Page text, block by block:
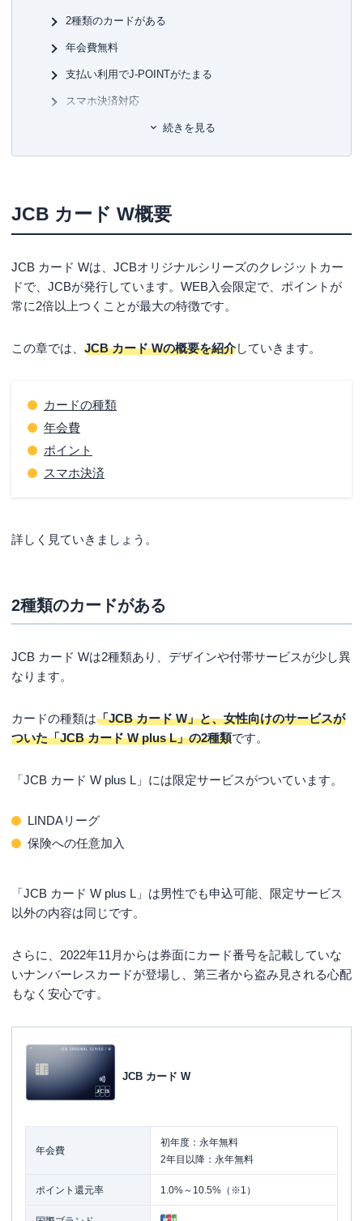
約100枚のクレジットカードを保有、年間約150万円の年会
一般カードからプラチナカードまで幅広い層のカードを実
しか分からない信用できる情報提供を行っています。所有
されているすべてのカードを月に1度は必ず利用しながら、
【主な著書】
新かんたんポイント&カード生活 (自由国民ムック)
2種類のカードがある
年会費無料
支払い利用でJ-POINTがたまる
スマホ決済対応
JCB カード Wの審査基準
①年齢が限定されている（18歳以上39歳以下）
JCB カード Wの審査期間
最短5分でカード番号等の発行が可能
通常1週間程度で発行できる
JCB カード Wの審査で落ちた原因として考えられ
ること
申し込み資格を満たしていない
限度額の希望が高額過ぎる
本人確認・在籍確認できなかった
JCB カード Wの審査における注意点と対策
多重申し込みをしない
本人確認・在籍確認にしっかり対応する
はやくクレジットカードが欲しい人
ポイントがたまりやすいクレジットカードが欲しい人
年会費無料のクレジットカードが欲しい人
JCB カード Wの審査についてよくある質問
JCB カード Wの審査の進捗や発行状況は確認できる？
まとめ
続きを見る
JCB カード W概要
JCB カード Wは、JCBオリジナルシリーズのクレジットカー
ドで、JCBが発行しています。WEB入会限定で、ポイントが
常に2倍以上つくことが最大の特徴です。
この章では、 JCB カード Wの概要を紹介していきます。
カードの種類
年会費
ポイント
スマホ決済
詳しく見ていきましょう。
2種類のカードがある
JCB カード Wは2種類あり、デザインや付帯サービスが少し異
なります。
カードの種類は「JCB カード W」と、女性向けのサービスが
ついた「JCB カード W plus L」の2種類です。
「JCB カード W plus L」には限定サービスがついています。
LINDAリーグ
保険への任意加入
「JCB カード W plus L」は男性でも申込可能、限定サービス
以外の内容は同じです。
さらに、2022年11月からは券面にカード番号を記載していな
いナンバーレスカードが登場し、第三者から盗み見される心配
もなく安心です。
JCB カード W
年会費
初年度：永年無料
2年目以降：永年無料
ポイント還元率 1.0%～10.5%（※1）